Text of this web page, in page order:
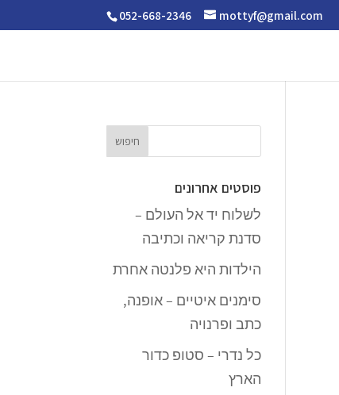
052-668-2346 mottyf@gmail.com
פוסטים אחרונים
לשלוח יד אל העולם –
סדנת קריאה וכתיבה
הילדות היא פלנטה אחרת
סימנים איטיים – אופנה,
כתב ופרנויה
כל נדרי – סטופ כדור
הארץ